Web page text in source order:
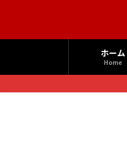
へ
ス
ョ
ン
ホーム
Home